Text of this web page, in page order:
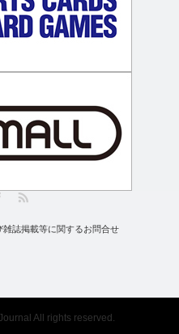
雑誌掲載等に関するお問合せ
All rights reserved.